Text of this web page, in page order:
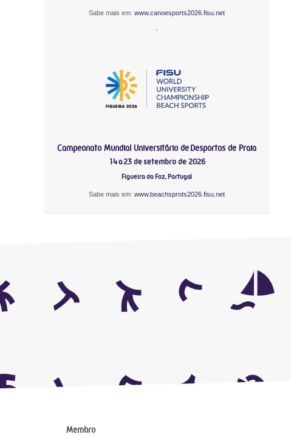
Sabe mais em:www.canoesports2026.fisu.net
-
Campeonato Mundial Universitário de Desportos de Praia
14 a 23 de setembro de 2026
Figueira da Foz, Portugal
Sabe mais em:www.beachsprots2026.fisu.net
Membro